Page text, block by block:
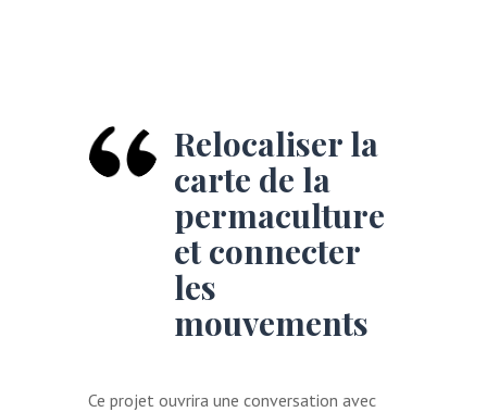
Relocaliser la
carte de la
permaculture
et connecter
les
mouvements
Ce projet ouvrira une conversation avec